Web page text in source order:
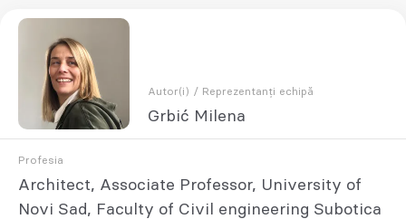
Autor(i) / Reprezentanți echipă
Grbić Milena
Profesia
Architect, Associate Professor, University of
Novi Sad, Faculty of Civil engineering Subotica